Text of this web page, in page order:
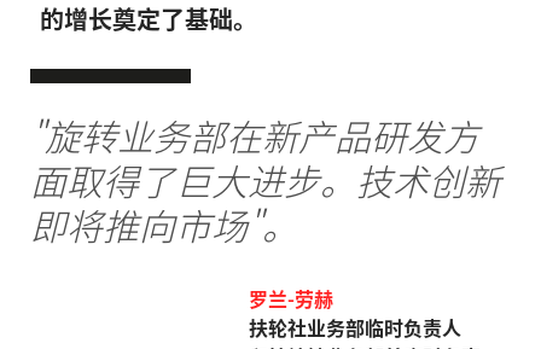
的增长奠定了基础。
"旋转业务部在新产品研发方
面取得了巨大进步。技术创新
即将推向市场"。
罗兰-劳赫
扶轮社业务部临时负责人